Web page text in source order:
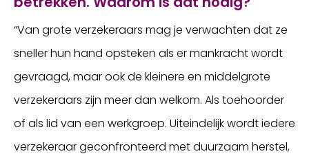
“Van grote verzekeraars mag je verwachten dat ze
sneller hun hand opsteken als er mankracht wordt
gevraagd, maar ook de kleinere en middelgrote
verzekeraars zijn meer dan welkom. Als toehoorder
of als lid van een werkgroep. Uiteindelijk wordt iedere
verzekeraar geconfronteerd met duurzaam herstel,